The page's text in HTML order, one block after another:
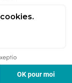
OK pour moi
divisible,